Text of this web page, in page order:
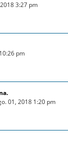
3:27 pm
pm
01, 2018 1:20 pm